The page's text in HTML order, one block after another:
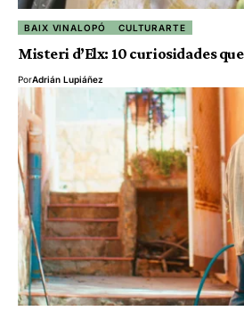
BAIX VINALOPÓ CULTURARTE
Misteri d’Elx: 10 curiosidades
PorAdrián Lupiáñez